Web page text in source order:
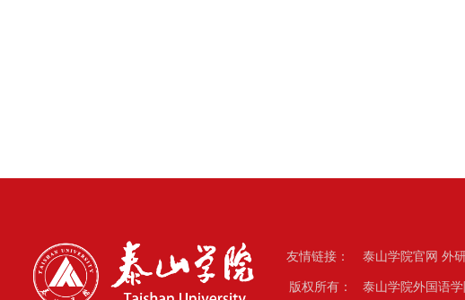
友情链接： 泰山学院官网 外
版权所有： 泰山学院外国语学